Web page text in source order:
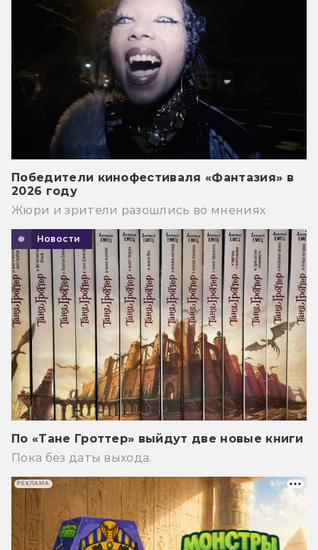
Победители кинофестиваля «Фантазия» в
2026 году
Жюри и зрители разошлись во мнениях
Новости
По «Тане Гроттер» выйдут две новые книги
Пока без даты выхода.
РЕКЛАМА